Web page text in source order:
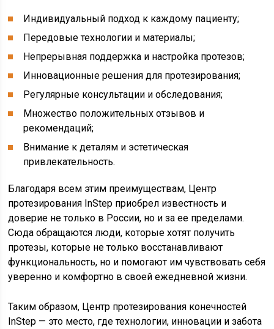
Индивидуальный подход к каждому пациенту;
Передовые технологии и материалы;
Непрерывная поддержка и настройка протезов;
Инновационные решения для протезирования;
Регулярные консультации и обследования;
Множество положительных отзывов и
рекомендаций;
Внимание к деталям и эстетическая
привлекательность.
Благодаря всем этим преимуществам, Центр
протезирования InStep приобрел известность и
доверие не только в России, но и за ее пределами.
Сюда обращаются люди, которые хотят получить
протезы, которые не только восстанавливают
функциональность, но и помогают им чувствовать себя
уверенно и комфортно в своей ежедневной жизни.
Таким образом, Центр протезирования конечностей
InStep — это место, где технологии, инновации и забота